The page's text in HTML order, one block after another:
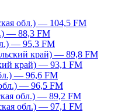
обл.) — 104,5 FM
— 88,3 FM
— 95,3 FM
край) — 89,8 FM
край) — 93,1 FM
— 96,6 FM
— 96,5 FM
обл.) — 89,2 FM
обл.) — 97,1 FM